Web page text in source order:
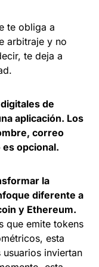
te obliga a
arbitraje y no
te deja a
de
aplicación. Los
correo
opcional.
la
diferente a
y Ethereum.
que emite tokens
esta
inviertan